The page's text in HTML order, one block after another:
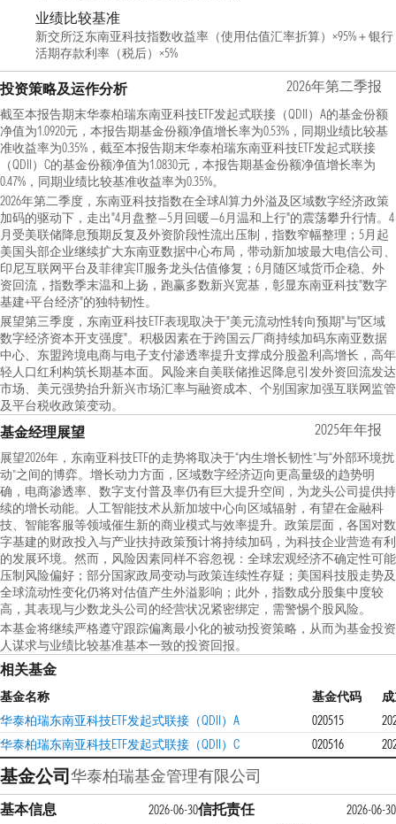
业绩比较基准
新交所泛东南亚科技指数收益率（使用估值汇率折算）×95%＋银行
活期存款利率（税后）×5%
投资策略及运作分析 2026年第二季报
截至本报告期末华泰柏瑞东南亚科技ETF发起式联接（QDII）A的基金份额
净值为1.0920元，本报告期基金份额净值增长率为0.53%，同期业绩比较基
准收益率为0.35%，截至本报告期末华泰柏瑞东南亚科技ETF发起式联接
（QDII）C的基金份额净值为1.0830元，本报告期基金份额净值增长率为
0.47%，同期业绩比较基准收益率为0.35%。
2026年第二季度，东南亚科技指数在全球AI算力外溢及区域数字经济政策
加码的驱动下，走出"4月盘整—5月回暖—6月温和上行"的震荡攀升行情。4
月受美联储降息预期反复及外资阶段性流出压制，指数窄幅整理；5月起
美国头部企业继续扩大东南亚数据中心布局，带动新加坡最大电信公司、
印尼互联网平台及菲律宾IT服务龙头估值修复；6月随区域货币企稳、外
资回流，指数季末温和上扬，跑赢多数新兴宽基，彰显东南亚科技"数字
基建+平台经济"的独特韧性。
展望第三季度，东南亚科技ETF表现取决于"美元流动性转向预期"与"区域
数字经济资本开支强度"。积极因素在于跨国云厂商持续加码东南亚数据
中心、东盟跨境电商与电子支付渗透率提升支撑成分股盈利高增长，高年
轻人口红利构筑长期基本面。风险来自美联储推迟降息引发外资回流发达
市场、美元强势抬升新兴市场汇率与融资成本、个别国家加强互联网监管
及平台税收政策变动。
基金经理展望 2025年年报
展望2026年，东南亚科技ETF的走势将取决于“内生增长韧性”与“外部环境扰
动”之间的博弈。增长动力方面，区域数字经济迈向更高量级的趋势明
确，电商渗透率、数字支付普及率仍有巨大提升空间，为龙头公司提供持
续的增长动能。人工智能技术从新加坡中心向区域辐射，有望在金融科
技、智能客服等领域催生新的商业模式与效率提升。政策层面，各国对数
字基建的财政投入与产业扶持政策预计将持续加码，为科技企业营造有利
的发展环境。然而，风险因素同样不容忽视：全球宏观经济不确定性可能
压制风险偏好；部分国家政局变动与政策连续性存疑；美国科技股走势及
全球流动性变化仍将对估值产生外溢影响；此外，指数成分股集中度较
高，其表现与少数龙头公司的经营状况紧密绑定，需警惕个股风险。
本基金将继续严格遵守跟踪偏离最小化的被动投资策略，从而为基金投资
人谋求与业绩比较基准基本一致的投资回报。
相关基金
基金名称 基金代码
华泰柏瑞东南亚科技ETF发起式联接（QDII）A
020515
华泰柏瑞东南亚科技ETF发起式联接（QDII）C
020516
基金公司华泰柏瑞基金管理有限公司
基本信息 2026-06-30信托责任 2026-06-30